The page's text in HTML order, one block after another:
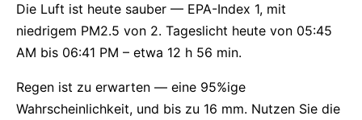
Die Luft ist heute sauber — EPA-Index 1, mit
niedrigem PM2.5 von 2. Tageslicht heute von 05:45
AM bis 06:41 PM – etwa 12 h 56 min.
Regen ist zu erwarten — eine 95%ige
Wahrscheinlichkeit, und bis zu 16 mm. Nutzen Sie die